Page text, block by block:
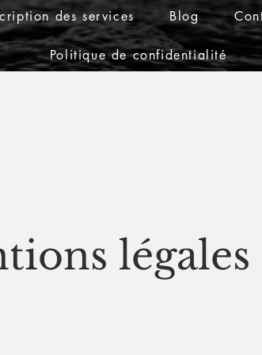
des services Blog
Politique de confidentialité
légales